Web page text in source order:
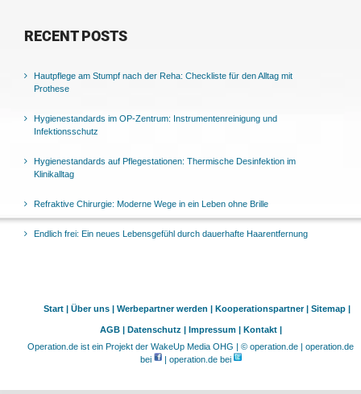
RECENT POSTS
Hautpflege am Stumpf nach der Reha: Checkliste für den Alltag mit
Prothese
Hygienestandards im OP-Zentrum: Instrumentenreinigung und
Infektionsschutz
Hygienestandards auf Pflegestationen: Thermische Desinfektion im
Klinikalltag
Refraktive Chirurgie: Moderne Wege in ein Leben ohne Brille
Endlich frei: Ein neues Lebensgefühl durch dauerhafte Haarentfernung
Start | Über uns | Werbepartner werden | Kooperationspartner | Sitemap |
AGB | Datenschutz | Impressum |
Kontakt |
Operation.de ist ein Projekt der WakeUp Media OHG | © operation.de | operation.de
bei
| operation.de bei